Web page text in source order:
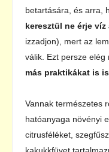
betartására, és arra,
keresztül ne érje víz
izzadjon), mert az
válik. Ezt persze
más praktikákat is
Vannak természetes
hatóanyaga növényi
citrusféléket,
kakukkfüvet